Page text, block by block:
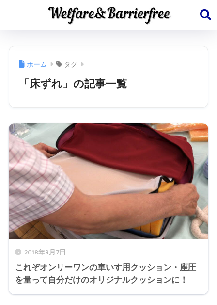
ホーム タグ
「床ずれ」の記事一覧
2018年9月7日
これぞオンリーワンの車いす用クッション・座圧
を量って自分だけのオリジナルクッションに！